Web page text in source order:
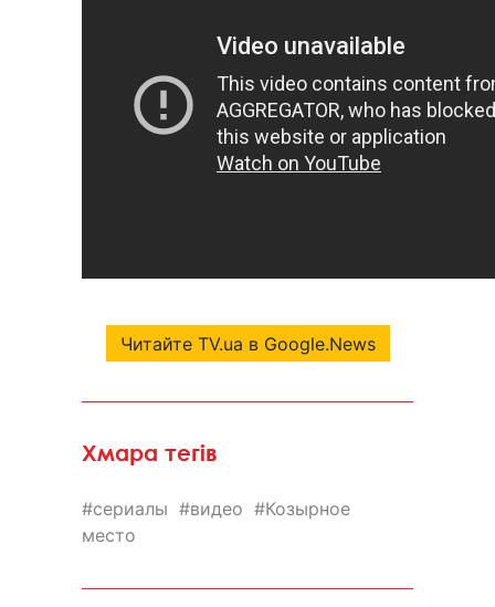
Читайте TV.ua в Google.News
Хмара тегів
сериалы видео
Козырное
место